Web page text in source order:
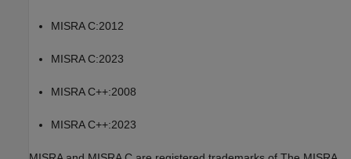
MISRA C:2012
MISRA C:2023
MISRA C++:2008
MISRA C++:2023